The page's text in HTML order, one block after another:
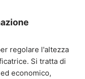
regolare l'altezza
Si tratta di
economico,